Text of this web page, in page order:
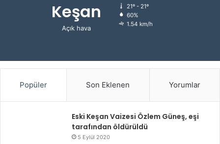
Keşan
Açık hava
21º - 21º
60%
1.54 km/h
Popüler Son Eklenen Yorumlar
Eski Keşan Vaizesi Özlem Güneş, eşi
tarafından öldürüldü
5 Eylül 2020